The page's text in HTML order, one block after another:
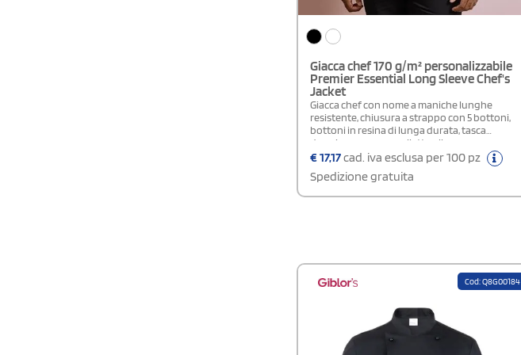
Giacca chef 170 g/m² personalizzabile
Premier Essential Long Sleeve Chef's
Jacket
Giacca chef con nome a maniche lunghe
resistente, chiusura a strappo con 5 bottoni,
bottoni in resina di lunga durata, tasca
doppia per penne, colletto alla coreana
€17,17cad. iva esclusa per 100 pz
Spedizione gratuita
Cod: Q8G00184